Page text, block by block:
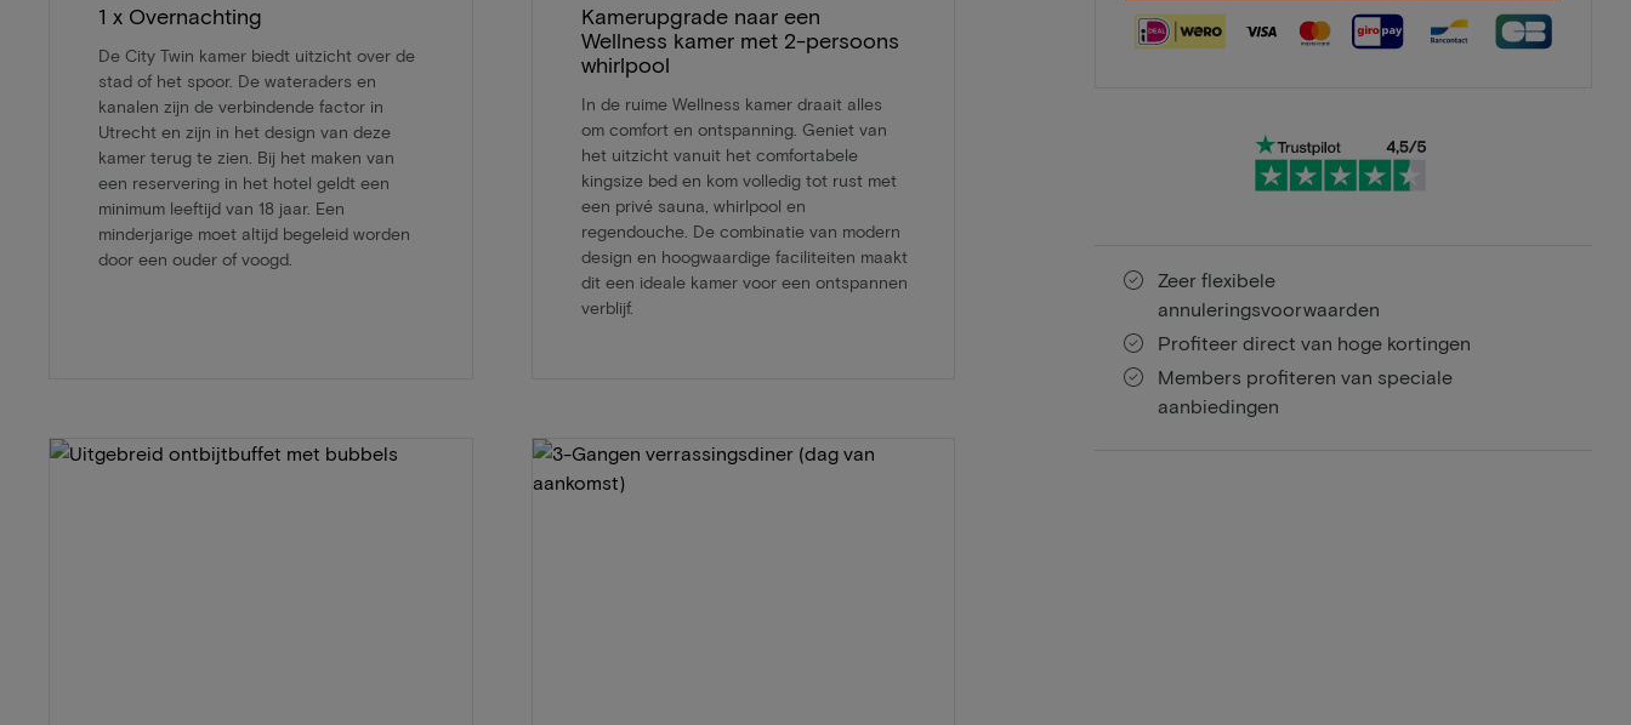
Zeer flexibele
annuleringsvoorwaarden
Profiteer direct van hoge kortingen
Members profiteren van speciale
aanbiedingen
1 x Overnachting
De City Twin kamer biedt uitzicht over de
stad of het spoor. De wateraders en
kanalen zijn de verbindende factor in
Utrecht en zijn in het design van deze
kamer terug te zien. Bij het maken van
een reservering in het hotel geldt een
minimum leeftijd van 18 jaar. Een
minderjarige moet altijd begeleid worden
door een ouder of voogd.
Kamerupgrade naar een
Wellness kamer met 2-persoons
whirlpool
In de ruime Wellness kamer draait alles
om comfort en ontspanning. Geniet van
het uitzicht vanuit het comfortabele
kingsize bed en kom volledig tot rust met
een privé sauna, whirlpool en
regendouche. De combinatie van modern
design en hoogwaardige faciliteiten maakt
dit een ideale kamer voor een ontspannen
verblijf.